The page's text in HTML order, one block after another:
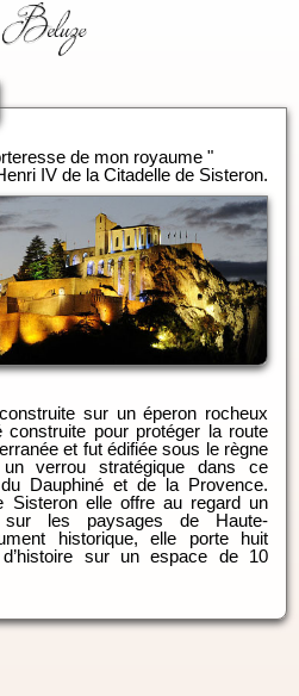
de mon royaume "
IV de la Citadelle de Sisteron.
sur un éperon rocheux
pour protéger la route
et fut édifiée sous le règne
verrou stratégique dans ce
Dauphiné et de la Provence.
Sisteron elle offre au regard un
sur les paysages de Haute-
historique, elle porte huit
sur un espace de 10